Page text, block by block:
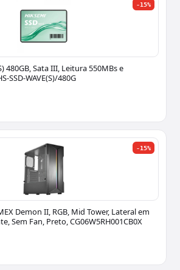
-15%
480GB, Sata III, Leitura 550MBs e
SSD-WAVE(S)/480G
-15%
Demon II, RGB, Mid Tower, Lateral em
Sem Fan, Preto, CG06W5RH001CB0X